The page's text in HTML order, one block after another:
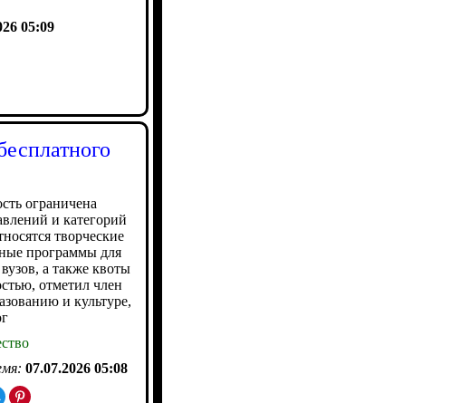
05:09
ограничена
и категорий
творческие
программы для
а также квоты
отметил член
и культуре,
07.07.2026 05:08